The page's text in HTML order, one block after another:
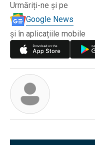
Urmăriți-ne și pe
Google News
și în aplicațiile mobile